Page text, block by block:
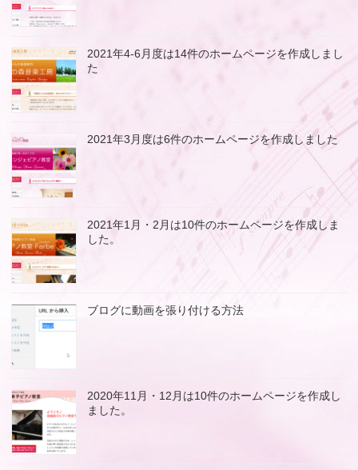
2021年4-6月度は14件のホームページを作成しまし
た
2021年3月度は6件のホームページを作成しました
2021年1月・2月は10件のホームページを作成しま
した。
ブログに動画を張り付ける方法
2020年11月・12月は10件のホームページを作成し
ました。